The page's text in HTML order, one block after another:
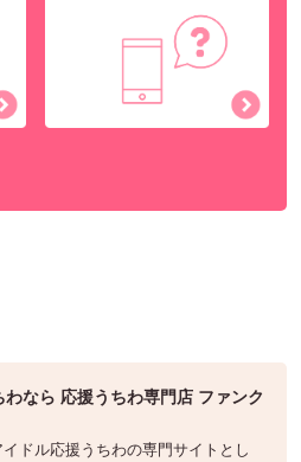
なら 応援うちわ専門店 ファンク
ドル応援うちわの専門サイトとし